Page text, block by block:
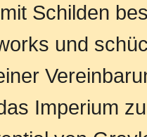
Schilden
und
Imperium